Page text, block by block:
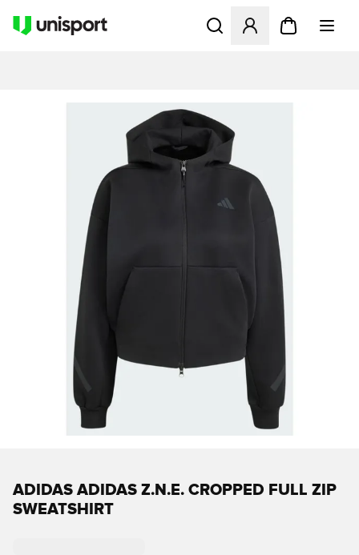
Åbner en Modal til at
ADIDAS ADIDAS Z.N.E. CROPPED FULL ZIP
SWEATSHIRT